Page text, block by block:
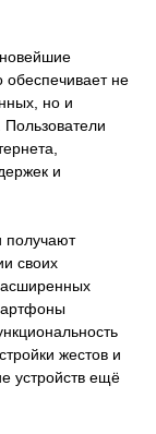
обеспечивает не
но и
и
получают
своих
жестов и
устройств ещё